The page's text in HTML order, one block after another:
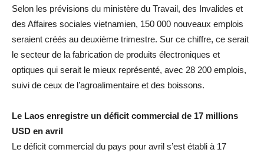
Selon les prévisions du ministère du Travail, des Invalides et
des Affaires sociales vietnamien, 150 000 nouveaux emplois
seraient créés au deuxième trimestre. Sur ce chiffre, ce serait
le secteur de la fabrication de produits électroniques et
optiques qui serait le mieux représenté, avec 28 200 emplois,
suivi de ceux de l’agroalimentaire et des boissons.
Le Laos enregistre un déficit commercial de 17 millions
USD en avril
Le déficit commercial du pays pour avril s’est établi à 17